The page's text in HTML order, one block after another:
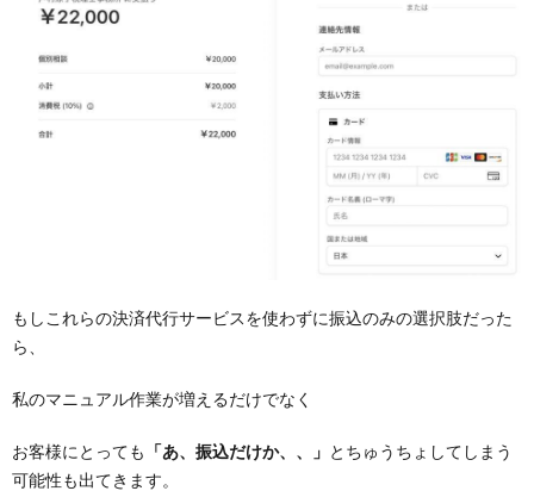
もしこれらの決済代行サービスを使わずに振込のみの選択肢だった
ら、
私のマニュアル作業が増えるだけでなく
お客様にとっても 「あ、振込だけか、、」 とちゅうちょしてしまう
可能性も出てきます。